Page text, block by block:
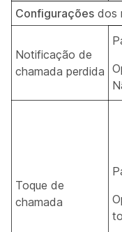
Configurações dos
Notificação de
chamada perdida
Toque de
chamada